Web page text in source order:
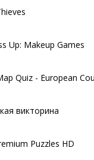
Up: Makeup Games
Quiz - European Cou
викторина
Puzzles HD